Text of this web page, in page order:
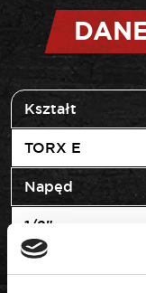
Kształt
TORX E
Napęd
1/2"
Rozmiar